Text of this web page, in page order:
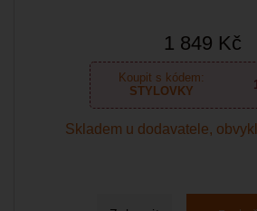
1 849 Kč
Koupit s kódem:
STYLOVKY
Skladem u dodavatele,